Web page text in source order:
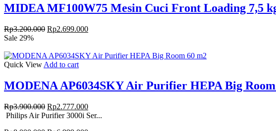
MIDEA MF100W75 Mesin Cuci Front Loading 7,5
Rp3.200.000 Original
Rp3.200.000.
Rp2.699.000Current
Rp2.699.000.
Sale 29%
Quick View Add to cart
MODENA AP6034SKY Air Purifier HEPA Big Room
Rp3.900.000 Original
price
Rp2.777.000Current
price
Philips Air Purifier 3000i Ser...